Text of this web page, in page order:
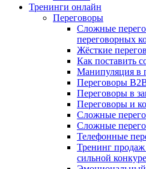
Тренинги онлайн
Переговоры
Сложные
переговорных
Жёсткие
Как поставить
Манипуляция в
Переговоры
Переговоры в
Переговоры и
Сложные
Сложные
Телефонные
Тренинг продаж
сильной